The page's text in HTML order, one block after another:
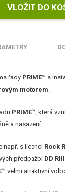
řady PRIME™ s
motorem
PRIME™, která
a nasazení.
např. s licencí Rock
předpažbí DD RIII
™ velmi atraktivní